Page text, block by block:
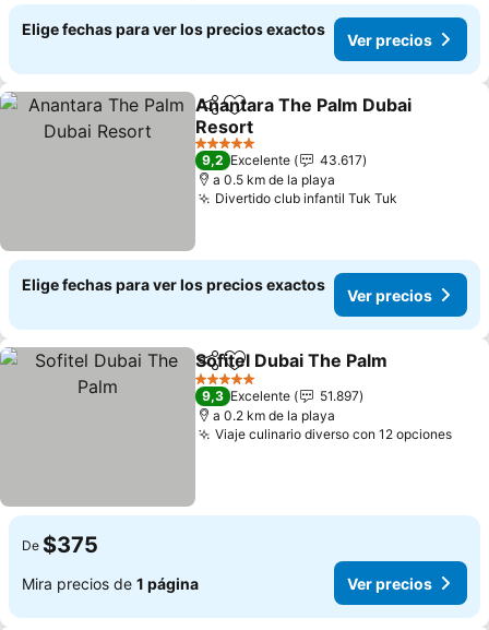
Elige fechas para ver los precios exactos
Ver precios
CompartirAgregar a favoritos
Anantara The Palm Dubai
Resort
5 Estrellas
9,2 Excelente
43.617
a 0.5 km de la playa
Divertido club infantil Tuk Tuk
Elige fechas para ver los precios exactos
Ver precios
CompartirAgregar a favoritos
Sofitel Dubai The Palm
5 Estrellas
9,3 Excelente
51.897
a 0.2 km de la playa
Viaje culinario diverso con 12 opciones
De $375
Mira precios de 1 página Ver precios